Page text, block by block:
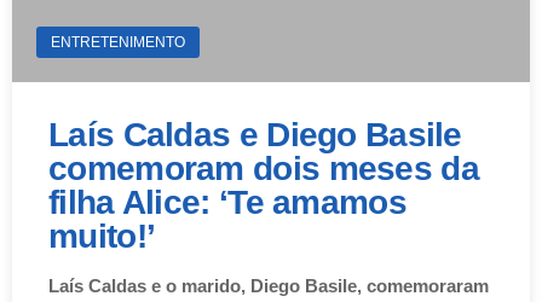
ENTRETENIMENTO
Laís Caldas e Diego Basile
comemoram dois meses da
filha Alice: ‘Te amamos
muito!’
Laís Caldas e o marido, Diego Basile, comemoraram